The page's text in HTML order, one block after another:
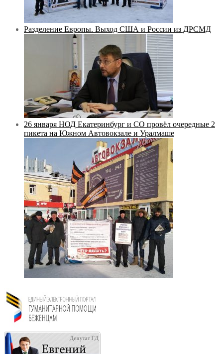
Разделение Европы. Выход США и России из ДРСМД
26 января НОД Екатеринбург и СО провёл очередные 2
пикета на Южном Автовокзале и Уралмаше